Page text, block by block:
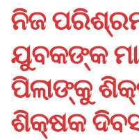
ନିଜ
ଯୁବକଙ୍କ
ପିଲାଙ୍କୁ
ଶିକ୍ଷକ